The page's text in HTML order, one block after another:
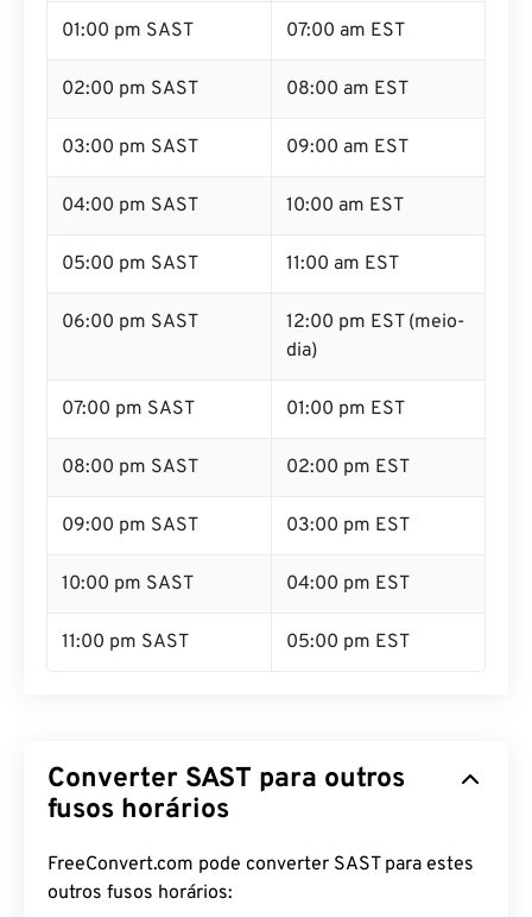
01:00 pm SAST 07:00 am EST
02:00 pm SAST 08:00 am EST
03:00 pm SAST 09:00 am EST
04:00 pm SAST 10:00 am EST
05:00 pm SAST 11:00 am EST
06:00 pm SAST
12:00 pm EST (meio-
dia)
07:00 pm SAST 01:00 pm EST
08:00 pm SAST 02:00 pm EST
09:00 pm SAST 03:00 pm EST
10:00 pm SAST 04:00 pm EST
11:00 pm SAST 05:00 pm EST
Converter SAST para outros
fusos horários
FreeConvert.com pode converter SAST para estes
outros fusos horários: